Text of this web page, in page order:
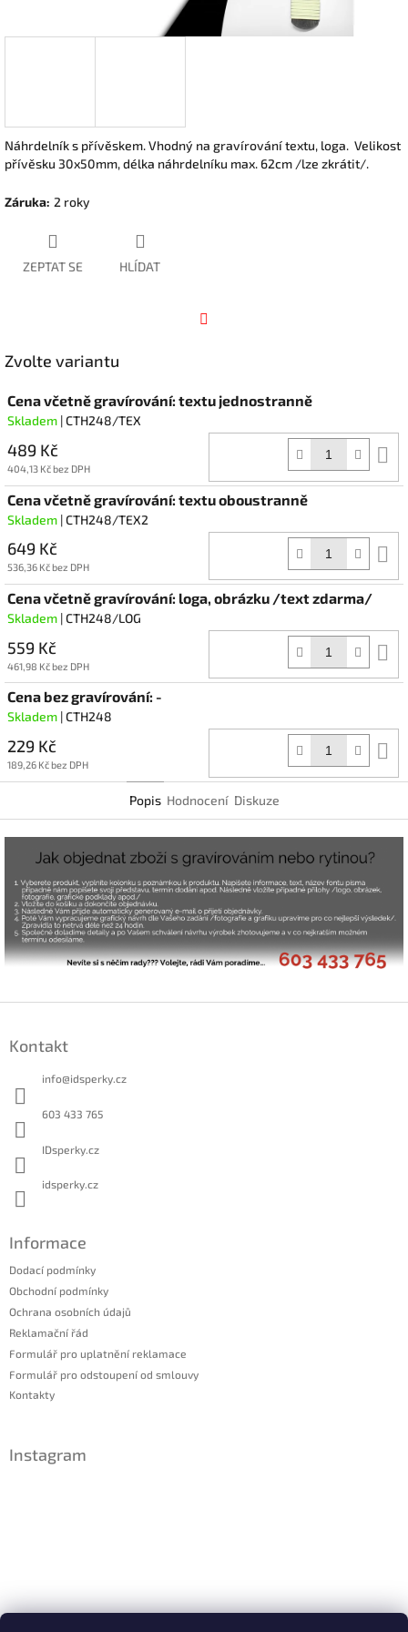
Náhrdelník s přívěskem. Vhodný na gravírování textu, loga. Velikost
přívěsku 30x50mm, délka náhrdelníku max. 62cm /lze zkrátit/.
Záruka: 2 roky
ZEPTAT SE HLÍDAT
Zvolte variantu
Cena včetně gravírování: textu jednostranně
Skladem | CTH248/TEX
489 Kč
404,13 Kč bez DPH
Cena včetně gravírování: textu oboustranně
Skladem | CTH248/TEX2
649 Kč
536,36 Kč bez DPH
Cena včetně gravírování: loga, obrázku /text zdarma/
Skladem | CTH248/LOG
559 Kč
461,98 Kč bez DPH
Cena bez gravírování: -
Skladem | CTH248
229 Kč
189,26 Kč bez DPH
Popis Hodnocení Diskuze
Kontakt
info@idsperky.cz
603 433 765
IDsperky.cz
idsperky.cz
Informace
Dodací podmínky
Obchodní podmínky
Ochrana osobních údajů
Reklamační řád
Formulář pro uplatnění reklamace
Formulář pro odstoupení od smlouvy
Kontakty
Instagram